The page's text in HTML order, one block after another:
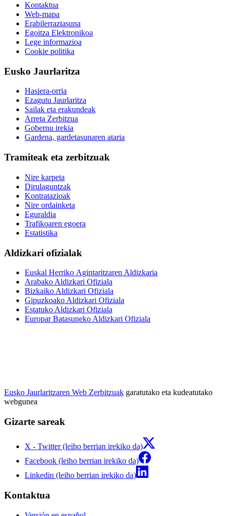
Kontaktua
Web-mapa
Erabilerraztasuna
Egoitza Elektronikoa
Lege informazioa
Cookie politika
Eusko Jaurlaritza
Hasiera-orria
Ezagutu Jaurlaritza
Sailak eta erakundeak
Arreta Zerbitzua
Gobernu irekia
Gardena, gardetasunaren ataria
Tramiteak eta zerbitzuak
Nire karpeta
Dirulaguntzak
Kontratazioak
Nire ordainketa
Eguraldia
Trafikoaren egoera
Estatistika
Aldizkari ofizialak
Euskal Herriko Agintaritzaren Aldizkaria
Arabako Aldizkari Ofiziala
Bizkaiko Aldizkari Ofiziala
Gipuzkoako Aldizkari Ofiziala
Estatuko Aldizkari Ofiziala
Europar Batasuneko Aldizkari Ofiziala
Eusko Jaurlaritzaren Web Zerbitzuak garatutako eta kudeatutako
webgunea
Gizarte sareak
X - Twitter (leiho berrian irekiko da)
Facebook (leiho berrian irekiko da)
Linkedin (leiho berrian irekiko da)
Kontaktua